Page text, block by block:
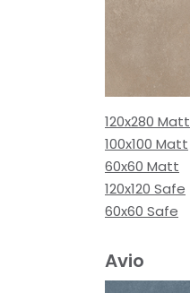
120x280 Matt
100x100 Matt
60x60 Matt
120x120 Safe
60x60 Safe
Avio